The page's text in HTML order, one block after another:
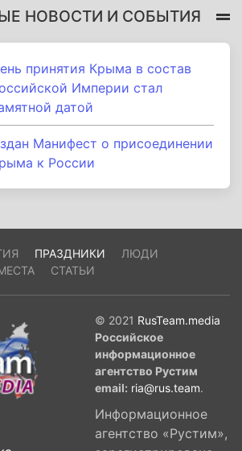
НОВОСТИ И СОБЫТИЯ
принятия Крыма в состав
Империи стал
датой
Манифест о присоединении
к России
ПРАЗДНИКИ
ЛЮДИ
СТАТЬИ
© 2021 RusTeam.media
Российское
информационное
агентство Рустим
email: ria@rus.team.
Информационное
агентство «Рустим»,